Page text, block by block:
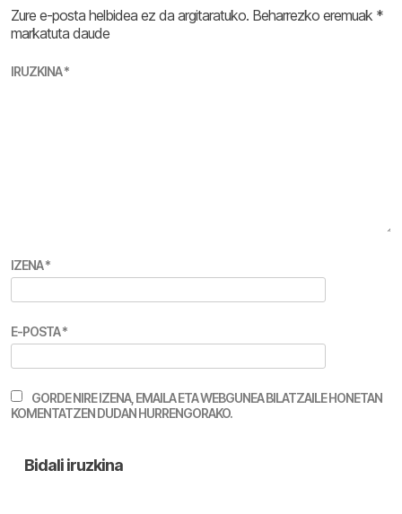
Zure e-posta helbidea ez da argitaratuko. Beharrezko eremuak *
markatuta daude
IRUZKINA*
IZENA*
E-POSTA*
GORDE NIRE IZENA, EMAILA ETA WEBGUNEA BILATZAILE HONETAN
KOMENTATZEN DUDAN HURRENGORAKO.